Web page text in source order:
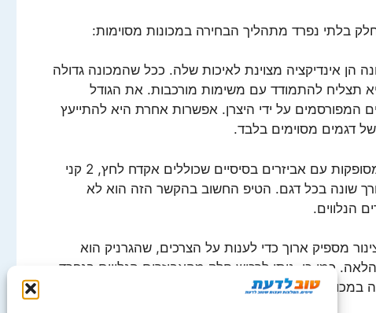
בלתי נפרד מתהליך הבחירה במכונות מסוימות:
הן אינדיקציה מצוינת לאיכות שלה. ככל שהמכונה גדולה
תצליח להתמודד עם משימות מורכבות. את הגודל
המפורסמים על ידי היצרן. אפשרות אחרת היא להתייעץ
דגמים מסוימים בלבד.
– רוב המכונות מסופקות עם אביזרים בסיסיים שכוללים אקדח לחץ, 2 קני
שונה בכל דגם. הטיפ החשוב בהקשר הזה הוא לא
הנלווים.
מספיק ארוך כדי לענות על הצרכים, שהגרניק הוא
כמו כן, ניתן לרכוש חלק מהאביזרים הנלווים בנפרד.
במכונות, אך היא משתלמת בטווח הארוך.